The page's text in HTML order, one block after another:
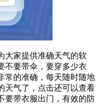
大家提供准确天气的软
不要带伞，要穿多少衣
常的准确，每天随时随地
天气了，点击还可以查看
要带衣服出门，有效的防